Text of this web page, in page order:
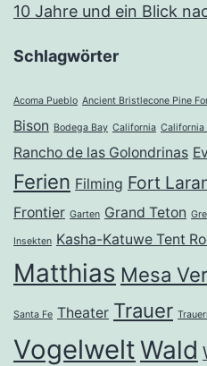
10 Jahre und ein Blick
Schlagwörter
Acoma Pueblo Ancient Bristlecone Pine
Bison Bodega Bay California California
Rancho de las Golondrinas
Ferien Filming Fort
Frontier Garten Grand Teton
Insekten Kasha-Katuwe Tent
Matthias Mesa
Santa Fe Theater Trauer
VogelweltWald